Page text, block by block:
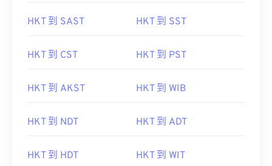
HKT 到 SAST HKT 到 SST
HKT 到 CST HKT 到 PST
HKT 到 AKST HKT 到 WIB
HKT 到 NDT HKT 到 ADT
HKT 到 HDT HKT 到 WIT